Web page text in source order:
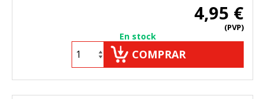
4,95 €
(PVP)
En stock
COMPRAR